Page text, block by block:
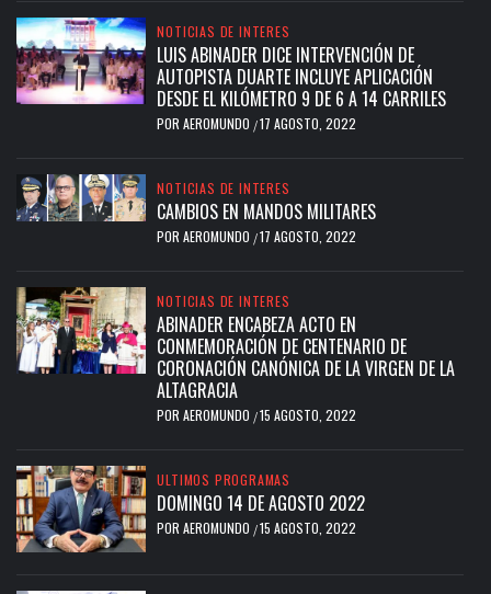
NOTICIAS DE INTERES
LUIS ABINADER DICE INTERVENCIÓN DE
AUTOPISTA DUARTE INCLUYE APLICACIÓN
DESDE EL KILÓMETRO 9 DE 6 A 14 CARRILES
POR AEROMUNDO /17 AGOSTO, 2022
NOTICIAS DE INTERES
CAMBIOS EN MANDOS MILITARES
POR AEROMUNDO /17 AGOSTO, 2022
NOTICIAS DE INTERES
ABINADER ENCABEZA ACTO EN
CONMEMORACIÓN DE CENTENARIO DE
CORONACIÓN CANÓNICA DE LA VIRGEN DE LA
ALTAGRACIA
POR AEROMUNDO /15 AGOSTO, 2022
ULTIMOS PROGRAMAS
DOMINGO 14 DE AGOSTO 2022
POR AEROMUNDO /15 AGOSTO, 2022